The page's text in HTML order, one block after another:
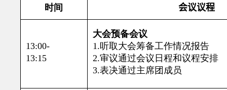
时间 会议议程
13:00-
13:15
大会预备会议
1.听取大会筹备工作情况报告
2.审议通过会议日程和议程安排
3.表决通过主席团成员